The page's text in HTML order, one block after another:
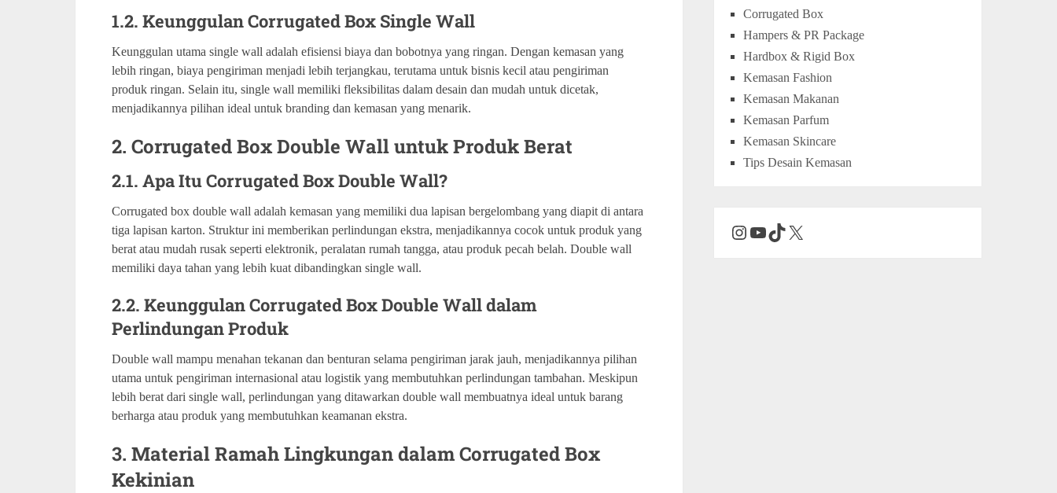
1.2. Keunggulan Corrugated Box Single Wall
Keunggulan utama single wall adalah efisiensi biaya dan bobotnya yang ringan. Dengan kemasan yang
lebih ringan, biaya pengiriman menjadi lebih terjangkau, terutama untuk bisnis kecil atau pengiriman
produk ringan. Selain itu, single wall memiliki fleksibilitas dalam desain dan mudah untuk dicetak,
menjadikannya pilihan ideal untuk branding dan kemasan yang menarik.
2. Corrugated Box Double Wall untuk Produk Berat
2.1. Apa Itu Corrugated Box Double Wall?
Corrugated box double wall adalah kemasan yang memiliki dua lapisan bergelombang yang diapit di antara
tiga lapisan karton. Struktur ini memberikan perlindungan ekstra, menjadikannya cocok untuk produk yang
berat atau mudah rusak seperti elektronik, peralatan rumah tangga, atau produk pecah belah. Double wall
memiliki daya tahan yang lebih kuat dibandingkan single wall.
2.2. Keunggulan Corrugated Box Double Wall dalam
Perlindungan Produk
Double wall mampu menahan tekanan dan benturan selama pengiriman jarak jauh, menjadikannya pilihan
utama untuk pengiriman internasional atau logistik yang membutuhkan perlindungan tambahan. Meskipun
lebih berat dari single wall, perlindungan yang ditawarkan double wall membuatnya ideal untuk barang
berharga atau produk yang membutuhkan keamanan ekstra.
3. Material Ramah Lingkungan dalam Corrugated Box
Kekinian
Corrugated Box
Hampers & PR Package
Hardbox & Rigid Box
Kemasan Fashion
Kemasan Makanan
Kemasan Parfum
Kemasan Skincare
Tips Desain Kemasan